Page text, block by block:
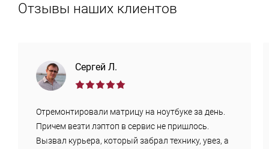
Отзывы наших клиентов
Сергей Л.
Отремонтировали матрицу на ноутбуке за день.
Причем везти лэптоп в сервис не пришлось.
Вызвал курьера, который забрал технику, увез, а